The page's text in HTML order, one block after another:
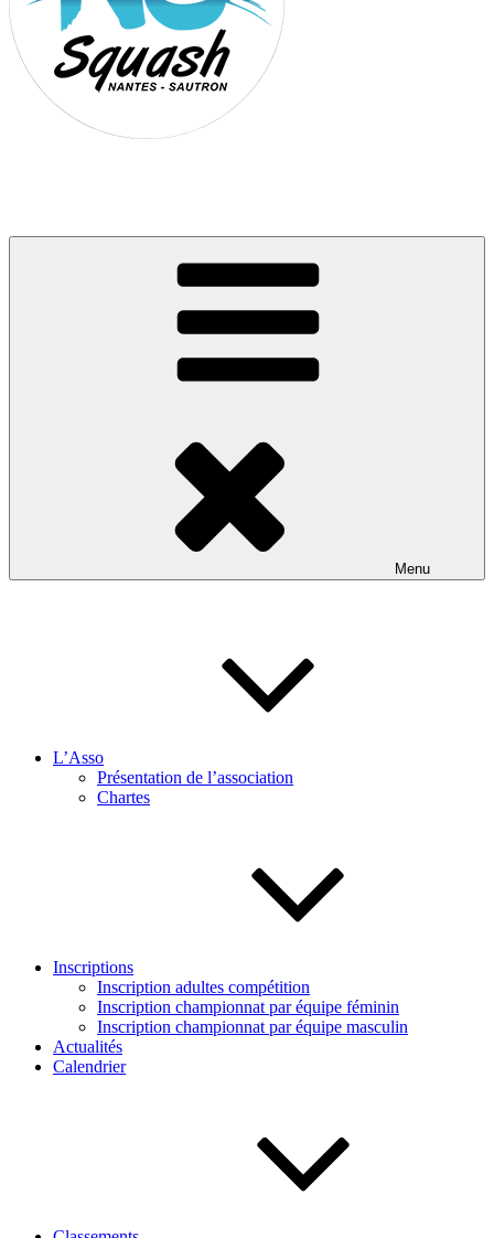
Menu
L’Asso
Présentation de l’association
Chartes
Inscriptions
Inscription adultes compétition
Inscription championnat par équipe féminin
Inscription championnat par équipe masculin
Actualités
Calendrier